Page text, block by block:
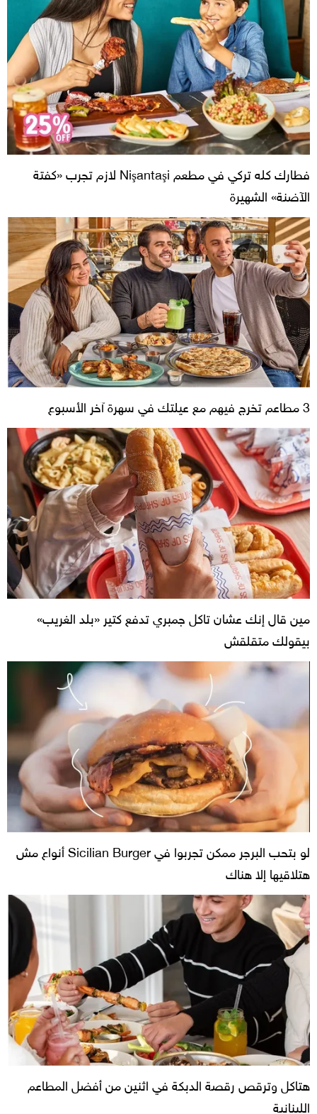
فطارك كله تركي في مطعم Nişantaşi لازم تجرب «كفتة
الآضنة» الشهيرة
3 مطاعم تخرج فيهم مع عيلتك في سهرة آخر الأسبوع
مين قال إنك عشان تاكل جمبري تدفع كتير «بلد الغريب»
بيقولك متقلقش
لو بتحب البرجر ممكن تجربوا في Sicilian Burger أنواع مش
هتلاقيها إلا هناك
هتاكل وترقص رقصة الدبكة في اثنين من أفضل المطاعم
اللبنانية